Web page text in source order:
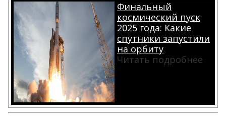
Финальный
космический пуск
2025 года: Какие
спутники запустили
на орбиту
Читать подробнее